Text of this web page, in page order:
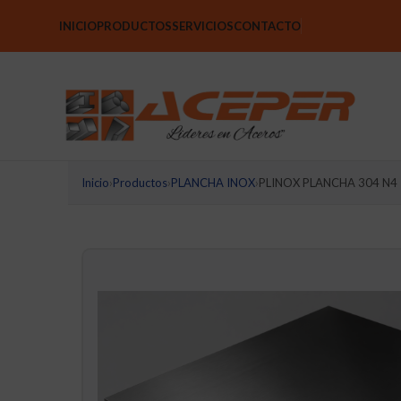
INICIOPRODUCTOSSERVICIOSCONTACTO
Inicio›Productos›PLANCHA INOX›PLINOX PLANCHA 304